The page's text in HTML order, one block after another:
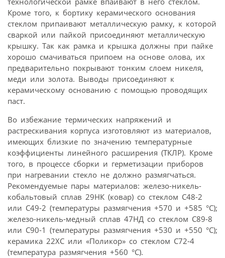
Кроме того, к бортику керамического основания
стеклом припаивают металлическую рамку, к которой
сваркой или пайкой присоединяют металлическую
крышку. Так как рамка и крышка должны при пайке
хорошо смачиваться припоем на основе олова, их
предварительно покрывают тонким слоем никеля,
меди или золота. Выводы присоединяют к
керамическому основанию с помощью проводящих
паст.
Во избежание термических напряжений и
растрескивания корпуса изготовляют из материалов,
имеющих близкие по значению температурные
коэффициенты линейного расширения (ТКЛР). Кроме
того, в процессе сборки и герметизации приборов
при нагревании стекло не должно размягчаться.
Рекомендуемые пары материалов: железо-никель-
кобальтовый сплав 29НК (ковар) со стеклом С48-2
или С49-2 (температуры размягчения +570 и +585 °С);
железо-никель-медный сплав 47НД со стеклом С89-8
или С90-1 (температуры размягчения +530 и +550 °С);
керамика 22ХС или «Поликор» со стеклом С72-4
(температура размягчения +560 °С).